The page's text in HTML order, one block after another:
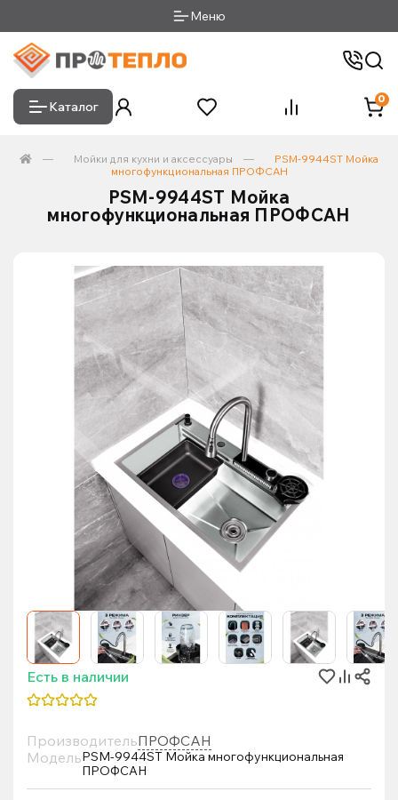
Меню
Каталог
0
Мойки для кухни и аксессуары
PSM-9944ST Мойка
многофункциональная ПРОФСАН
PSM-9944ST Мойка
многофункциональная ПРОФСАН
Есть в наличии
ПроизводительПРОФСАН
МодельPSM-9944ST Мойка многофункциональная
ПРОФСАН